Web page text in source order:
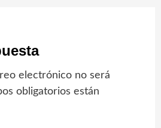
electrónico no será
obligatorios están